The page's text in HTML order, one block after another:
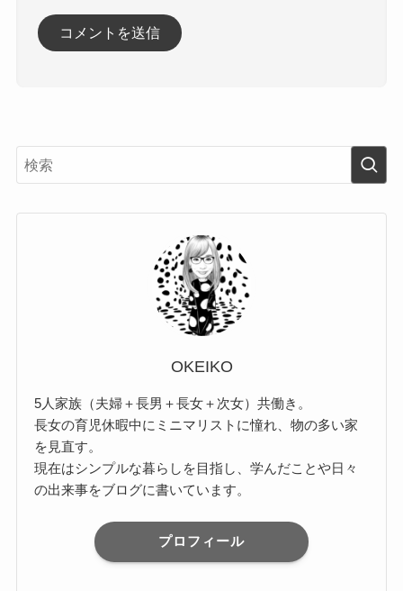
OKEIKO
5人家族（夫婦＋長男＋長女＋次女）共働き。
長女の育児休暇中にミニマリストに憧れ、物の多い家
を見直す。
現在はシンプルな暮らしを目指し、学んだことや日々
の出来事をブログに書いています。
プロフィール